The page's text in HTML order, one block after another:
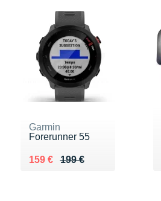
Garmin
Forerunner 55
199 €
Au lieu de 199 €
159 €
Vendu 159 €